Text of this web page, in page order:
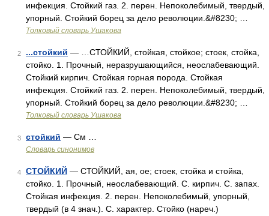
инфекция. Стойкий газ. 2. перен. Непоколебимый, твердый,
упорный. Стойкий борец за дело революции.&#8230; …
Толковый словарь Ушакова
2 ...стойкий — …СТОЙКИЙ, стойкая, стойкое; стоек, стойка,
стойко. 1. Прочный, неразрушающийся, неослабевающий.
Стойкий кирпич. Стойкая горная порода. Стойкая
инфекция. Стойкий газ. 2. перен. Непоколебимый, твердый,
упорный. Стойкий борец за дело революции.&#8230; …
Толковый словарь Ушакова
3 стойкий — См …
Словарь синонимов
4 СТОЙКИЙ — СТОЙКИЙ, ая, ое; стоек, стойка и стойка,
стойко. 1. Прочный, неослабевающий. С. кирпич. С. запах.
Стойкая инфекция. 2. перен. Непоколебимый, упорный,
твердый (в 4 знач.). С. характер. Стойко (нареч.)